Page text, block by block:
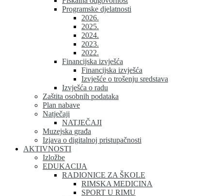
Programske djelatnosti
2026.
2025.
2024.
2023.
2022.
Financijska izvješća
Financijska izvješća
Izvješće o trošenju sredstava
Izvješća o radu
Zaštita osobnih podataka
Plan nabave
Natječaji
NATJEČAJI
Muzejska građa
Izjava o digitalnoj pristupačnosti
AKTIVNOSTI
Izložbe
EDUKACIJA
RADIONICE ZA ŠKOLE
RIMSKA MEDICINA
SPORT U RIMU